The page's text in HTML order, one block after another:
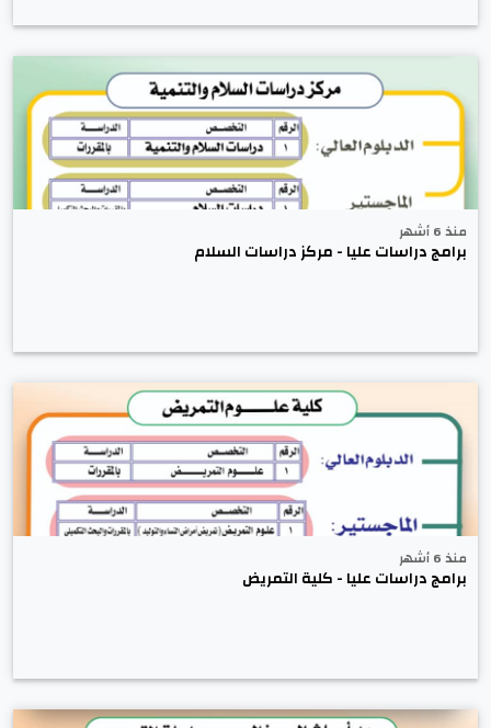
منذ 6 أشهر
برامج دراسات عليا - مركز دراسات السلام
منذ 6 أشهر
برامج دراسات عليا - كلية التمريض